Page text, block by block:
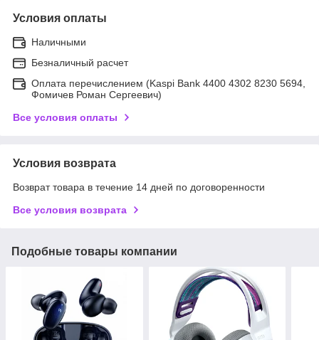
Условия оплаты
Наличными
Безналичный расчет
Оплата перечислением (Kaspi Bank 4400 4302 8230 5694,
Фомичев Роман Сергеевич)
Все условия оплаты
Условия возврата
Возврат товара в течение 14 дней по договоренности
Все условия возврата
Подобные товары компании